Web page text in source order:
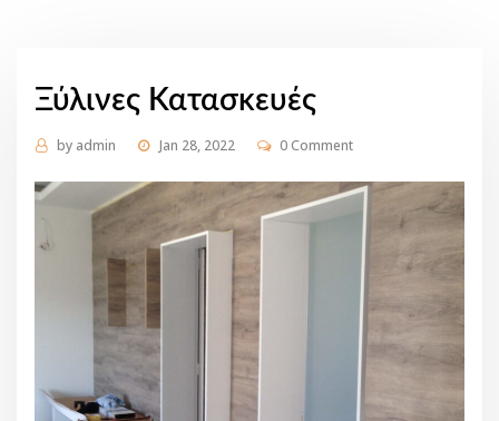
Ξύλινες Κατασκευές
by admin Jan 28, 2022 0 Comment